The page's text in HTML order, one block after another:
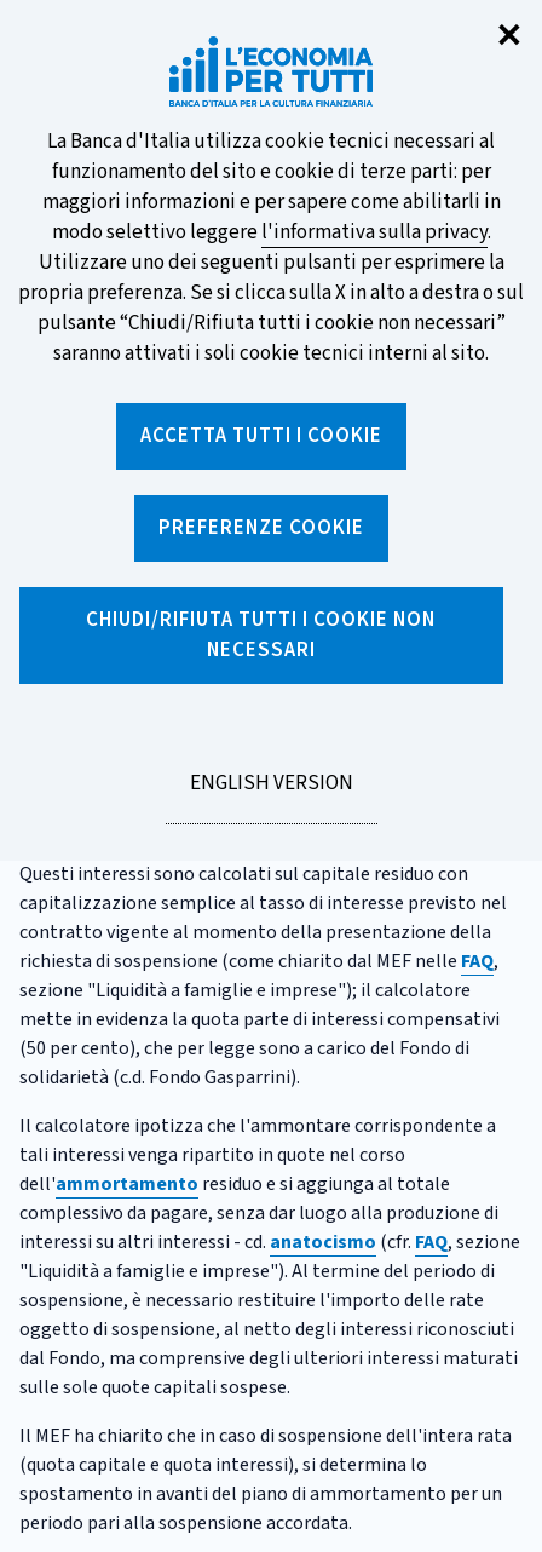
✕
Informativa
sui
cookie
La Banca d'Italia utilizza cookie tecnici necessari al
funzionamento del sito e cookie di terze parti: per
maggiori informazioni e per sapere come abilitarli in
modo selettivo leggerel'informativa sulla privacy.
Utilizzare uno dei seguenti pulsanti per esprimere la
propria preferenza. Se si clicca sulla X in alto a destra o sul
pulsante “Chiudi/Rifiuta tutti i cookie non necessari”
saranno attivati i soli cookie tecnici interni al sito.
ACCETTA TUTTI I COOKIE
PREFERENZE COOKIE
CHIUDI/RIFIUTA TUTTI I COOKIE NON
NECESSARI
GO
ENGLISH VERSION
Partecipa al sondaggio della BCE
sulle nuove banconote e vota la tua
preferita!
SCOPRI DI PIÙ
Calcolatore per la sospensione
della rata del mutuo
CATEGORIA:
CALCOLATORI
quantificano gli interessi compensativi dovuti
intermediarioper il periodo di sospensione.
Questi interessi sono calcolati sul capitale residuo con
capitalizzazione semplice al tasso di interesse previsto nel
contratto vigente al momento della presentazione della
richiesta di sospensione (come chiarito dal MEF nelle FAQ,
sezione "Liquidità a famiglie e imprese"); il calcolatore
mette in evidenza la quota parte di interessi compensativi
(50 per cento), che per legge sono a carico del Fondo di
solidarietà (c.d. Fondo Gasparrini).
Il calcolatore ipotizza che l'ammontare corrispondente a
tali interessi venga ripartito in quote nel corso
dell'ammortamento residuo e si aggiunga al totale
complessivo da pagare, senza dar luogo alla produzione di
interessi su altri interessi - cd. anatocismo (cfr. FAQ, sezione
"Liquidità a famiglie e imprese"). Al termine del periodo di
sospensione, è necessario restituire l'importo delle rate
oggetto di sospensione, al netto degli interessi riconosciuti
dal Fondo, ma comprensive degli ulteriori interessi maturati
sulle sole quote capitali sospese.
Il MEF ha chiarito che in caso di sospensione dell'intera rata
(quota capitale e quota interessi), si determina lo
spostamento in avanti del piano di ammortamento per un
periodo pari alla sospensione accordata.